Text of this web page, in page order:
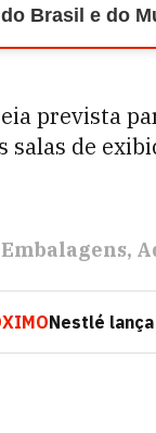
Brasil e do
prevista
salas de
Embalagens
Nestlé